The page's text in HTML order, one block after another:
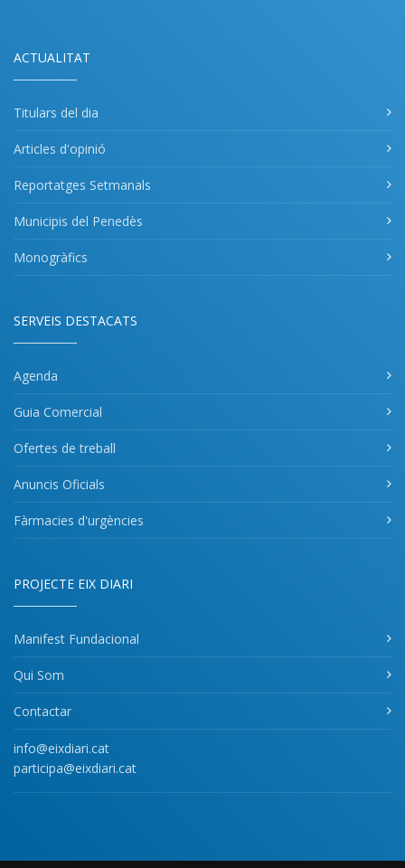
ACTUALITAT
Titulars del dia
Articles d'opinió
Reportatges Setmanals
Municipis del Penedès
Monogràfics
SERVEIS DESTACATS
Agenda
Guia Comercial
Ofertes de treball
Anuncis Oficials
Fàrmacies d'urgències
PROJECTE EIX DIARI
Manifest Fundacional
Qui Som
Contactar
info@eixdiari.cat
participa@eixdiari.cat